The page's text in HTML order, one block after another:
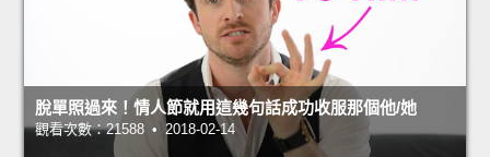
脫單照過來！情人節就用這幾句話成功收服那個他/她
觀看次數：21588 • 2018-02-14